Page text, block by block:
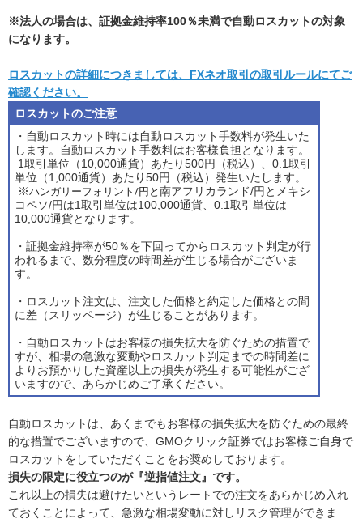
※法人の場合は、証拠金維持率100％未満で自動ロスカットの対象
になります。
ロスカットの詳細につきましては、FXネオ取引の取引ルールにてご
確認ください。
ロスカットのご注意
・自動ロスカット時には自動ロスカット手数料が発生いた
します。自動ロスカット手数料はお客様負担となります。
1取引単位（10,000通貨）あたり500円（税込）、0.1取引
単位（1,000通貨）あたり50円（税込）発生いたします。
※ハンガリーフォリント/円と南アフリカランド/円とメキシ
コペソ/円は1取引単位は100,000通貨、0.1取引単位は
10,000通貨となります。
・証拠金維持率が50％を下回ってからロスカット判定が行
われるまで、数分程度の時間差が生じる場合がございま
す。
・ロスカット注文は、注文した価格と約定した価格との間
に差（スリッページ）が生じることがあります。
・自動ロスカットはお客様の損失拡大を防ぐための措置で
すが、相場の急激な変動やロスカット判定までの時間差に
よりお預かりした資産以上の損失が発生する可能性がござ
いますので、あらかじめご了承ください。
自動ロスカットは、あくまでもお客様の損失拡大を防ぐための最終
的な措置でございますので、GMOクリック証券ではお客様ご自身で
ロスカットをしていただくことをお奨めしております。
損失の限定に役立つのが『逆指値注文』です。
これ以上の損失は避けたいというレートでの注文をあらかじめ入れ
ておくことによって、急激な相場変動に対しリスク管理ができま